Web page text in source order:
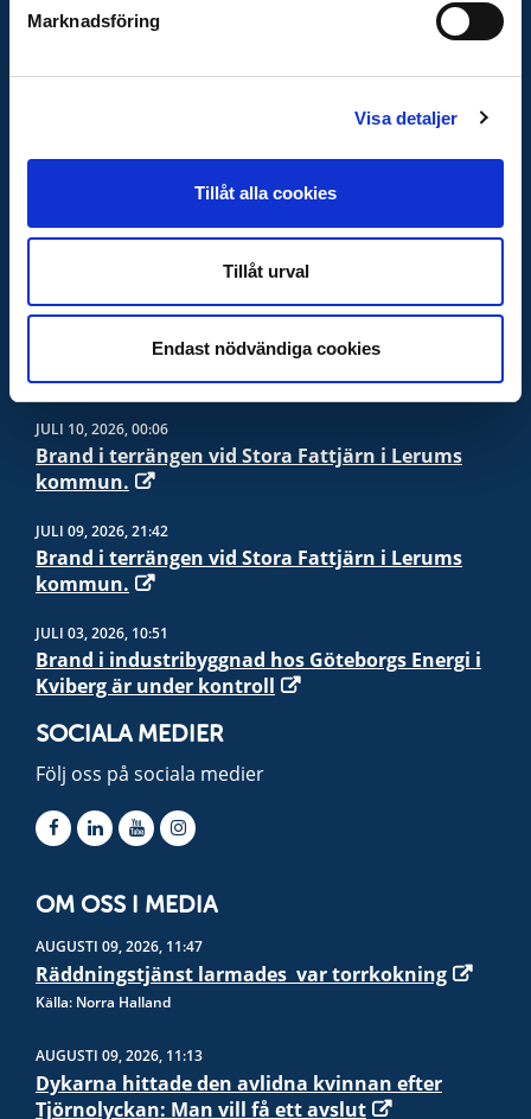
Marknadsföring
Visa detaljer
Tillåt alla cookies
Tillåt urval
Endast nödvändiga cookies
MCF - Råd till privatpersoner
Info vid olyckor och kris -113 13
Polis, när det inte är akut -114 14
Sjukvårdsrådgivning -1177
010-456 6700
004570105050
JULI 10, 2026, 00:06
Brand i terrängen vid Stora Fattjärn i Lerums
kommun.
JULI 09, 2026, 21:42
Brand i terrängen vid Stora Fattjärn i Lerums
kommun.
JULI 03, 2026, 10:51
Brand i industribyggnad hos Göteborgs Energi i
Kviberg är under kontroll
SOCIALA MEDIER
Följ oss på sociala medier
OM OSS I MEDIA
AUGUSTI 09, 2026, 11:47
Räddningstjänst larmades  var torrkokning
Källa: Norra Halland
AUGUSTI 09, 2026, 11:13
Dykarna hittade den avlidna kvinnan efter
Tjörnolyckan: Man vill få ett avslut